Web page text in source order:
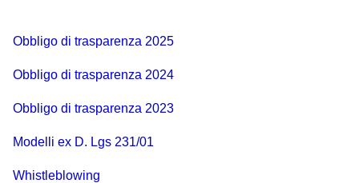
Obbligo di trasparenza 2025
Obbligo di trasparenza 2024
Obbligo di trasparenza 2023
Modelli ex D. Lgs 231/01
Whistleblowing